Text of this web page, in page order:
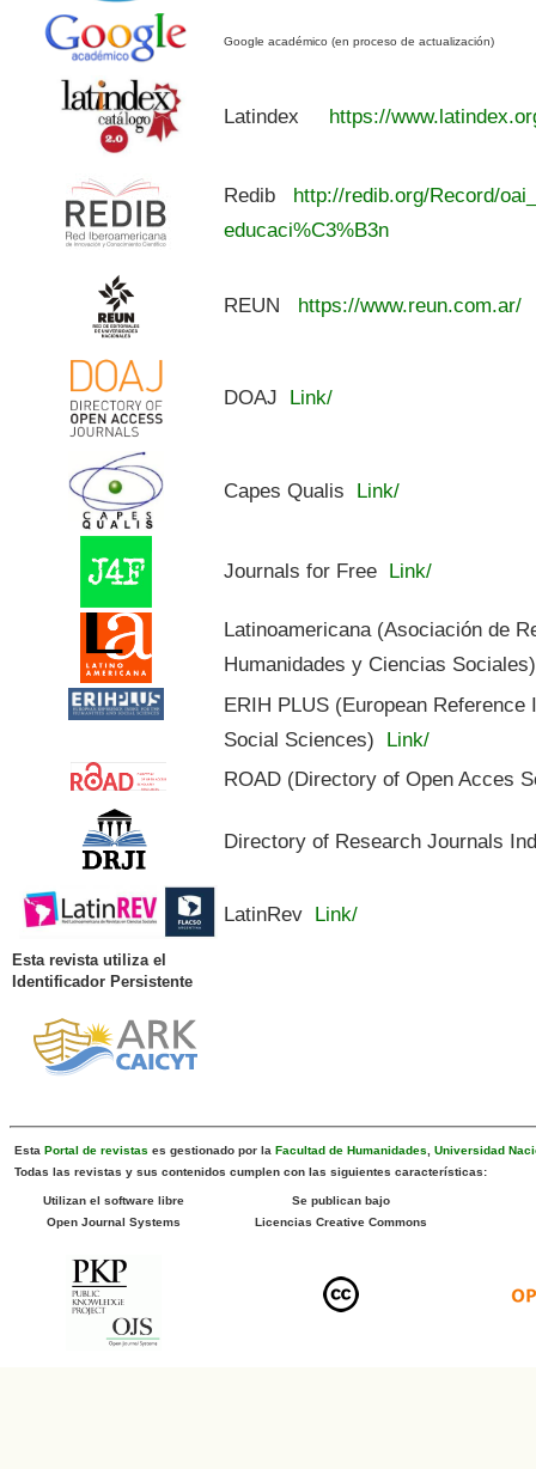
Google académico (en proceso de actualización)
Latindex https://
Redib
http://redib.org/Record/
educaci%C3%B3n
REUN https://www.reun.com.ar/
DOAJ Link/
Capes Qualis Link/
Journals for Free Link/
Latinoamericana (Asociación de
Humanidades y Ciencias Sociales)
ERIH PLUS (European
Social Sciences) Link/
ROAD (Directory of Open Acces
Directory of Research Journals
LatinRev Link/
Esta revista utiliza el
Identificador Persistente
Esta Portal de revistas es gestionado por la Facultad de Humanidades
Universidad
Todas las revistas y sus contenidos cumplen con las siguientes características:
Utilizan el software libre
Open Journal Systems
Se publican bajo
Licencias Creative Commons